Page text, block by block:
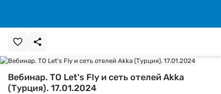
Вебинар. ТО Let's Fly и сеть отелей Akka
(Турция). 17.01.2024